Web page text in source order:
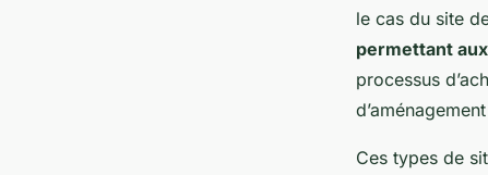
le cas du site
permettant
processus
Ces types de